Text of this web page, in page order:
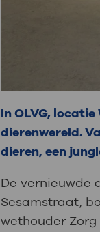
In OLVG,
dierenwereld.
dieren, een
De vernieuwde
Sesamstraat,
wethouder